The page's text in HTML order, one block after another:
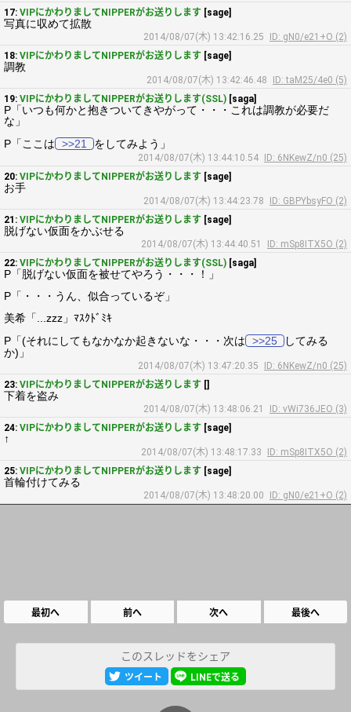
17: VIPにかわりましてNIPPERがお送りします [sage]
写真に収めて拡散
2014/08/07(木) 13:42:16.25
ID: gN0/e21+O (2)
18: VIPにかわりましてNIPPERがお送りします [sage]
調教
2014/08/07(木) 13:42:46.48
ID: taM25/4e0 (5)
19: VIPにかわりましてNIPPERがお送りします(SSL) [saga]
P「いつも何かと抱きついてきやがって・・・これは調教が必要だ
な」
P「ここは
>>21 をしてみよう」
2014/08/07(木) 13:44:10.54
ID: 6NKewZ/n0 (25)
20: VIPにかわりましてNIPPERがお送りします [sage]
お手
2014/08/07(木) 13:44:23.78
ID: GBPYbsyFO (2)
21: VIPにかわりましてNIPPERがお送りします [sage]
脱げない仮面をかぶせる
2014/08/07(木) 13:44:40.51
ID: mSp8ITX5O (2)
22: VIPにかわりましてNIPPERがお送りします(SSL) [saga]
P「脱げない仮面を被せてやろう・・・！」
P「・・・うん、似合っているぞ」
美希「...zzz」ﾏｽｸﾄﾞﾐｷ
P「(それにしてもなかなか起きないな・・・次は
>>25
してみる
か)」
2014/08/07(木) 13:47:20.35
ID: 6NKewZ/n0 (25)
23: VIPにかわりましてNIPPERがお送りします []
下着を盗み
2014/08/07(木) 13:48:06.21
ID: vWi736JEO (3)
24: VIPにかわりましてNIPPERがお送りします [sage]
↑
2014/08/07(木) 13:48:17.33
ID: mSp8ITX5O (2)
25: VIPにかわりましてNIPPERがお送りします [sage]
首輪付けてみる
2014/08/07(木) 13:48:20.00 ID: gN0/e21+O (2)
最初へ 前へ 次へ 最後へ
このスレッドをシェア
ツイート LINEで送る